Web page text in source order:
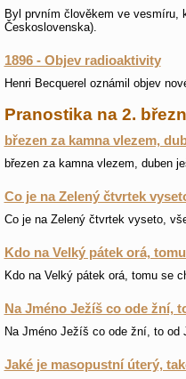
Byl prvním člověkem ve vesmíru,
Československa).
1896 - Objev radioaktivity
Henri Becquerel oznámil objev
Pranostika na 2.
březen za kamna vlezem,
březen za kamna vlezem, duben
Co je na Zelený čtvrtek
Co je na Zelený čtvrtek vyseto,
Kdo na Velký pátek orá,
Kdo na Velký pátek orá, tomu se
Na Jméno Ježíš co ode žní,
Na Jméno Ježíš co ode žní, to od
Jaké je masopustní úterý,